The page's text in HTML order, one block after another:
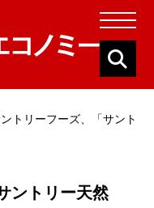
トリーフーズ、「サント
ントリー天然